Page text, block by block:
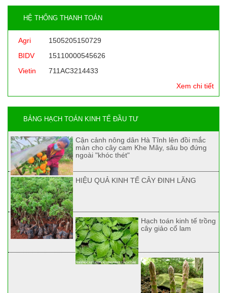
HỆ THỐNG THANH TOÁN
Agri
1505205150729
BIDV
15110000545626
Vietin
711AC3214433
Xem chi tiết
BẢNG HẠCH TOÁN KINH TẾ ĐẦU TƯ
Cận cảnh nông dân Hà Tĩnh lên đồi mắc
màn cho cây cam Khe Mây, sâu bọ đứng
ngoài "khóc thét"
HIỆU QUẢ KINH TẾ CÂY ĐINH LĂNG
Hạch toán kinh tế trồng
cây giảo cổ lam